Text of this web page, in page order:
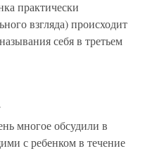
практически
взгляда) происходит
себя в третьем
многое обсудили в
с ребенком в течение